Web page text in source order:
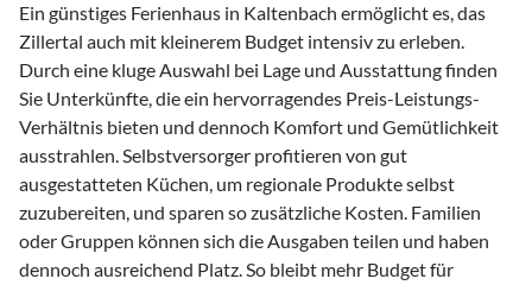
Ein günstiges Ferienhaus in Kaltenbach ermöglicht es, das
Zillertal auch mit kleinerem Budget intensiv zu erleben.
Durch eine kluge Auswahl bei Lage und Ausstattung finden
Sie Unterkünfte, die ein hervorragendes Preis-Leistungs-
Verhältnis bieten und dennoch Komfort und Gemütlichkeit
ausstrahlen. Selbstversorger profitieren von gut
ausgestatteten Küchen, um regionale Produkte selbst
zuzubereiten, und sparen so zusätzliche Kosten. Familien
oder Gruppen können sich die Ausgaben teilen und haben
dennoch ausreichend Platz. So bleibt mehr Budget für